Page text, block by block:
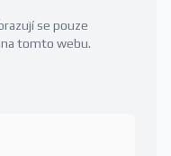
se pouze
tomto webu.